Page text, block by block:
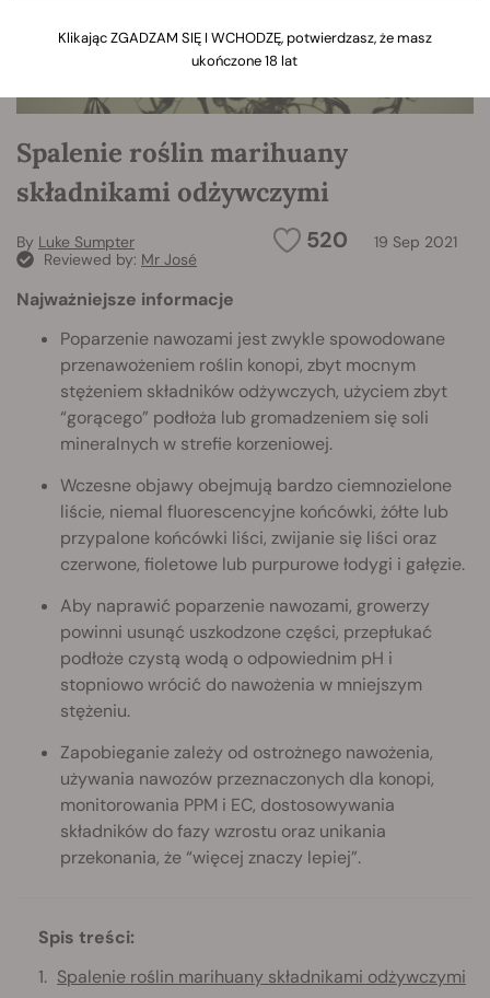
Spalenie roślin marihuany
składnikami odżywczymi
520 19 Sep 2021
By Luke Sumpter
Reviewed by: Mr José
Najważniejsze informacje
Poparzenie nawozami jest zwykle spowodowane
przenawożeniem roślin konopi, zbyt mocnym
stężeniem składników odżywczych, użyciem zbyt
“gorącego” podłoża lub gromadzeniem się soli
mineralnych w strefie korzeniowej.
Wczesne objawy obejmują bardzo ciemnozielone
liście, niemal fluorescencyjne końcówki, żółte lub
przypalone końcówki liści, zwijanie się liści oraz
czerwone, fioletowe lub purpurowe łodygi i gałęzie.
Aby naprawić poparzenie nawozami, growerzy
powinni usunąć uszkodzone części, przepłukać
podłoże czystą wodą o odpowiednim pH i
stopniowo wrócić do nawożenia w mniejszym
stężeniu.
Zapobieganie zależy od ostrożnego nawożenia,
używania nawozów przeznaczonych dla konopi,
monitorowania PPM i EC, dostosowywania
składników do fazy wzrostu oraz unikania
przekonania, że “więcej znaczy lepiej”.
Spis treści:
Spalenie roślin marihuany składnikami odżywczymi
Klikając ZGADZAM SIĘ I WCHODZĘ, potwierdzasz, że masz
ukończone 18 lat